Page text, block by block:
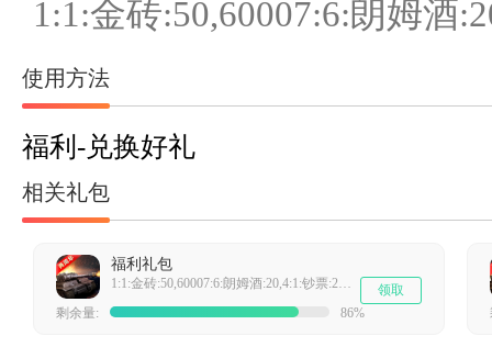
1:1:金砖:50,60007:6:朗姆酒
使用方法
福利-兑换好礼
相关礼包
福利礼包
1:1:金砖:50,60007:6:朗姆酒:20,4:1:钞票:200000
剩余量:
86%
领取